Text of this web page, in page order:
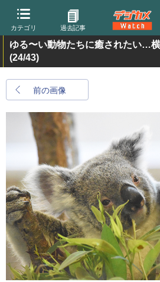
カテゴリ 過去記事
ゆる〜い動物たちに癒されたい…
(24/43)
前の画像